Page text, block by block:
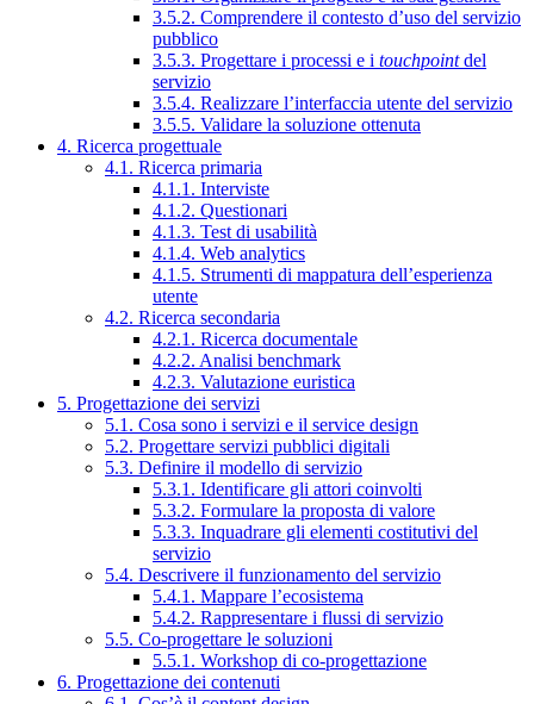
3.5.2. Comprendere il contesto d’uso del servizio
pubblico
3.5.3. Progettare i processi e i touchpointdel
servizio
3.5.4. Realizzare l’interfaccia utente del servizio
3.5.5. Validare la soluzione ottenuta
4. Ricerca progettuale
4.1. Ricerca primaria
4.1.1. Interviste
4.1.2. Questionari
4.1.3. Test di usabilità
4.1.4. Web analytics
4.1.5. Strumenti di mappatura dell’esperienza
utente
4.2. Ricerca secondaria
4.2.1. Ricerca documentale
4.2.2. Analisi benchmark
4.2.3. Valutazione euristica
5. Progettazione dei servizi
5.1. Cosa sono i servizi e il service design
5.2. Progettare servizi pubblici digitali
5.3. Definire il modello di servizio
5.3.1. Identificare gli attori coinvolti
5.3.2. Formulare la proposta di valore
5.3.3. Inquadrare gli elementi costitutivi del
servizio
5.4. Descrivere il funzionamento del servizio
5.4.1. Mappare l’ecosistema
5.4.2. Rappresentare i flussi di servizio
5.5. Co-progettare le soluzioni
5.5.1. Workshop di co-progettazione
6. Progettazione dei contenuti